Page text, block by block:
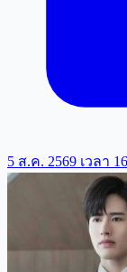
5 ส.ค. 2569 เวลา